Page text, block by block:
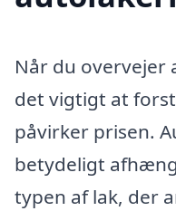
Når du overvejer
det vigtigt at
påvirker prisen.
betydeligt
typen af lak, der